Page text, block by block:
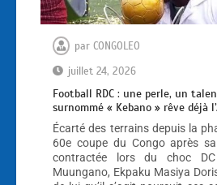
par CONGOLEO
juillet 24, 2026
Football RDC : une perle, un
surnommé « Kebano » rêve déjà
Écarté des terrains depuis la
60e coupe du Congo après
contractée lors du choc
Muungano, Ekpaku Masiya